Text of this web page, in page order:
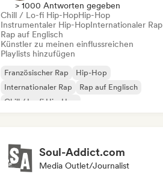
> 1000 Antworten gegeben
Chill / Lo-fi Hip-HopHip-Hop
Instrumentaler Hip-HopInternationaler Rap
Rap auf Englisch
Künstler zu meinen einflussreichen
Playlists hinzufügen
Französischer Rap
Hip-Hop
Internationaler Rap
Rap auf Englisch
Chill / Lo-fi Hip-Hop
Soul-Addict.com
Media Outlet/Journalist